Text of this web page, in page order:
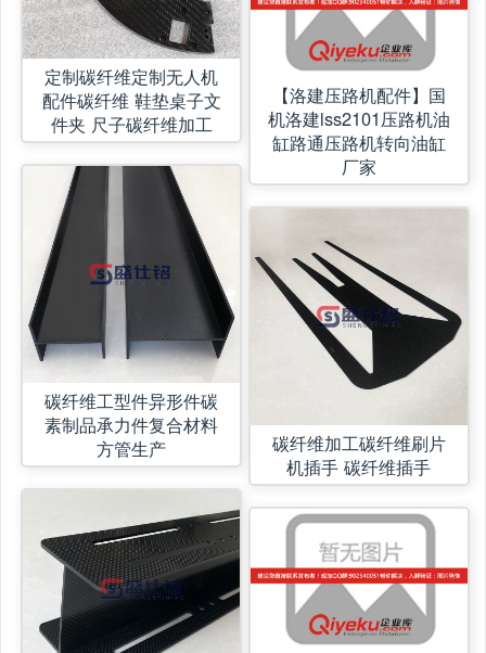
定制碳纤维定制无人机
配件碳纤维 鞋垫桌子文
件夹 尺子碳纤维加工
碳纤维工型件异形件碳
素制品承力件复合材料
方管生产
【洛建压路机配件】国
机洛建lss2101压路机油
缸路通压路机转向油缸
厂家
碳纤维加工碳纤维刷片
机插手 碳纤维插手